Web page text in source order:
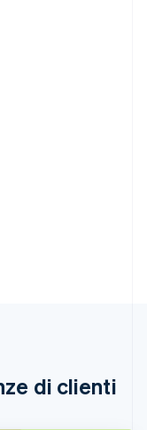
di clienti